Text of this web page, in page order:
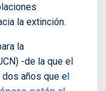
la extinción.
la
-de la que el
dos años que el